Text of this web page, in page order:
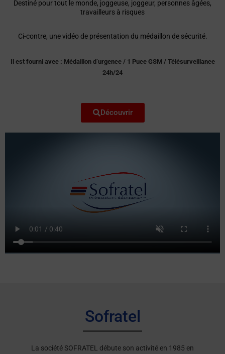
Destiné pour tout le monde, joggeuse, joggeur, personnes âgées,
travailleurs à risques
Ci-contre, une vidéo de présentation du médaillon de sécurité.
Il est fourni avec : Médaillon d’urgence / 1 Puce GSM / Télésurveillance
24h/24
Découvrir
Sofratel
La société SOFRATEL débute son activité en 1985 en